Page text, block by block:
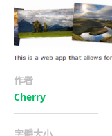
作者
Cherry